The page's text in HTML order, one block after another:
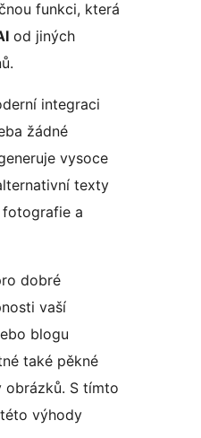
funkci, která
od jiných
integraci
žádné
vysoce
texty
fotografie a
dobré
vaší
blogu
také pěkné
obrázků. S tímto
výhody